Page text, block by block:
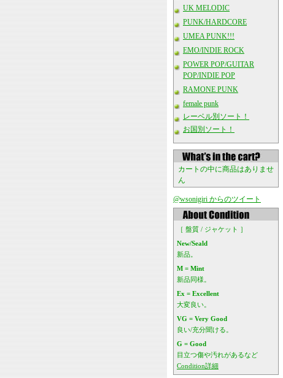
UK MELODIC
PUNK/HARDCORE
UMEA PUNK!!!
EMO/INDIE ROCK
POWER POP/GUITAR
POP/INDIE POP
RAMONE PUNK
female punk
レーベル別ソート！
お国別ソート！
カートの中に商品はありませ
ん
@wsonigiri からのツイート
［ 盤質 / ジャケット ］
New/Seald
新品。
M = Mint
新品同様。
Ex = Excellent
大変良い。
VG = Very Good
良い/充分聞ける。
G = Good
目立つ傷や汚れがあるなど
Condition詳細